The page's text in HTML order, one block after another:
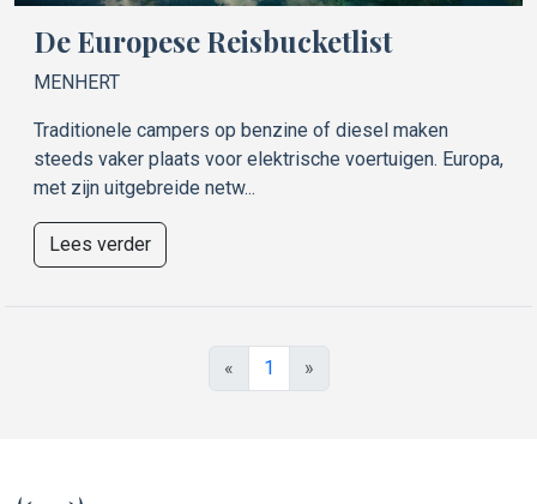
De Europese Reisbucketlist
MENHERT
Traditionele campers op benzine of diesel maken
steeds vaker plaats voor elektrische voertuigen. Europa,
met zijn uitgebreide netw...
Lees verder
« 1 »